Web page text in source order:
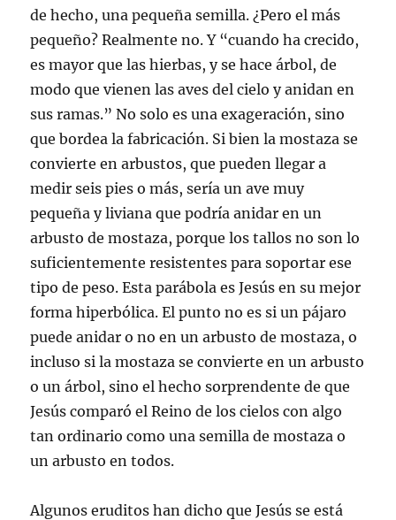
de hecho, una pequeña semilla. ¿Pero el más
pequeño? Realmente no. Y “cuando ha crecido,
es mayor que las hierbas, y se hace árbol, de
modo que vienen las aves del cielo y anidan en
sus ramas.” No solo es una exageración, sino
que bordea la fabricación. Si bien la mostaza se
convierte en arbustos, que pueden llegar a
medir seis pies o más, sería un ave muy
pequeña y liviana que podría anidar en un
arbusto de mostaza, porque los tallos no son lo
suficientemente resistentes para soportar ese
tipo de peso. Esta parábola es Jesús en su mejor
forma hiperbólica. El punto no es si un pájaro
puede anidar o no en un arbusto de mostaza, o
incluso si la mostaza se convierte en un arbusto
o un árbol, sino el hecho sorprendente de que
Jesús comparó el Reino de los cielos con algo
tan ordinario como una semilla de mostaza o
un arbusto en todos.
Algunos eruditos han dicho que Jesús se está